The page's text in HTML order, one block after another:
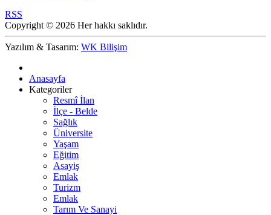
RSS
Copyright © 2026 Her hakkı saklıdır.
Yazılım & Tasarım: WK Bilişim
Anasayfa
Kategoriler
Resmî İlan
İlçe - Belde
Sağlık
Üniversite
Yaşam
Eğitim
Asayiş
Emlak
Turizm
Emlak
Tarım Ve Sanayi